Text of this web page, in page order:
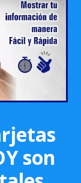
(Google I/O '18)
son